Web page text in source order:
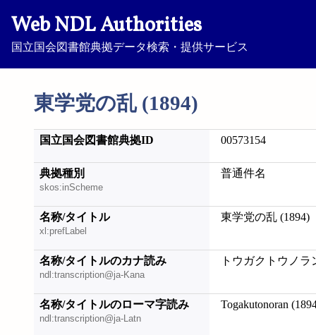
Web NDL Authorities
国立国会図書館典拠データ検索・提供サービス
東学党の乱 (1894)
国立国会図書館典拠ID 00573154
典拠種別
skos:inScheme
普通件名
名称/タイトル
xl:prefLabel
東学党の乱 (1894)
名称/タイトルのカナ読み
ndl:transcription@ja-Kana
トウガクトウノラ
名称/タイトルのローマ字読み
ndl:transcription@ja-Latn
Togakutonoran